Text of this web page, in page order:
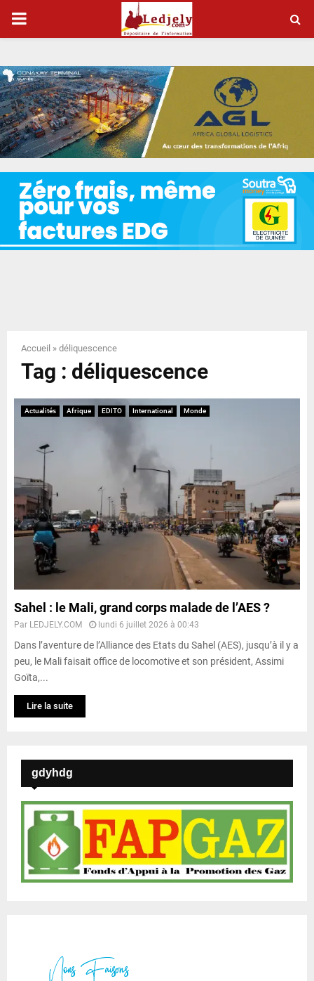
P
I
M
A
Y
N
U
Accueil » déliquescence
Tag : déliquescence
Actualités Afrique EDITO International Monde
Sahel : le Mali, grand corps malade de l’AES ?
Par LEDJELY.COM lundi 6 juillet 2026 à 00:43
Dans l’aventure de l’Alliance des Etats du Sahel (AES), jusqu’à il y a
peu, le Mali faisait office de locomotive et son président, Assimi
Goïta,...
Lire la suite
gdyhdg